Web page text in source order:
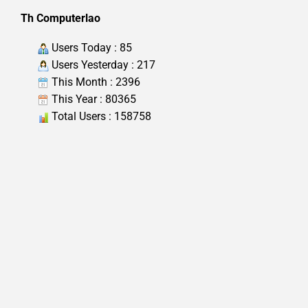
Th Computerlao
Users Today : 85
Users Yesterday : 217
This Month : 2396
This Year : 80365
Total Users : 158758